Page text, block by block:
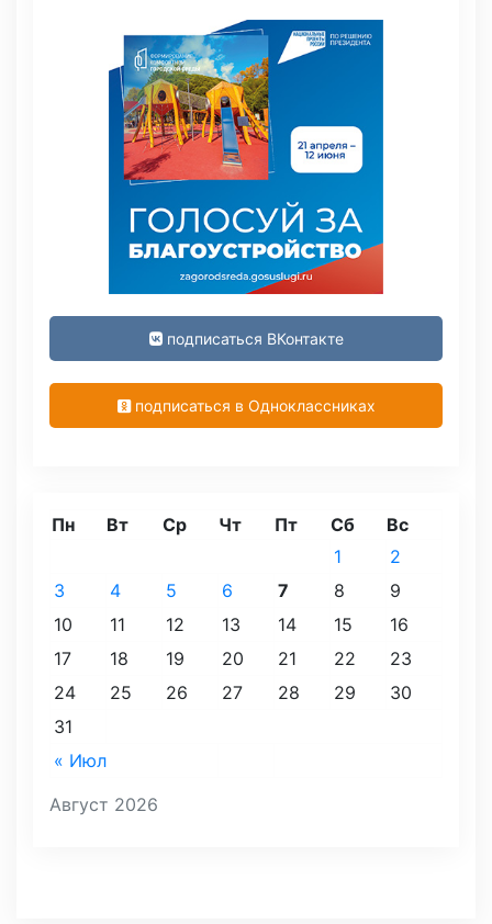
подписаться ВКонтакте
подписаться в Одноклассниках
Август 2026
Пн Вт Ср Чт Пт Сб Вс
« Июл
1
2
3
4 5 6 7 8
9
10
11 12 13 14 15
16
17
18 19 20 21 22
23
24
25 26 27 28 29
30
31